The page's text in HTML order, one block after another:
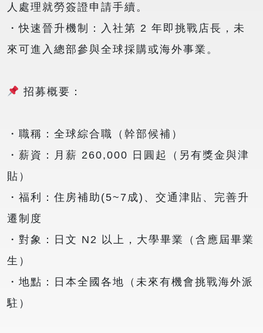
人處理就勞簽證申請手續。
・快速晉升機制：入社第 2 年即挑戰店長，未
來可進入總部參與全球採購或海外事業。
招募概要：
・職稱：全球綜合職（幹部候補）
・薪資：月薪 260,000 日圓起（另有獎金與津
貼）
・福利：住房補助(5~7成)、交通津貼、完善升
遷制度
・對象：日文 N2 以上，大學畢業（含應屆畢業
生）
・地點：日本全國各地（未來有機會挑戰海外派
駐）